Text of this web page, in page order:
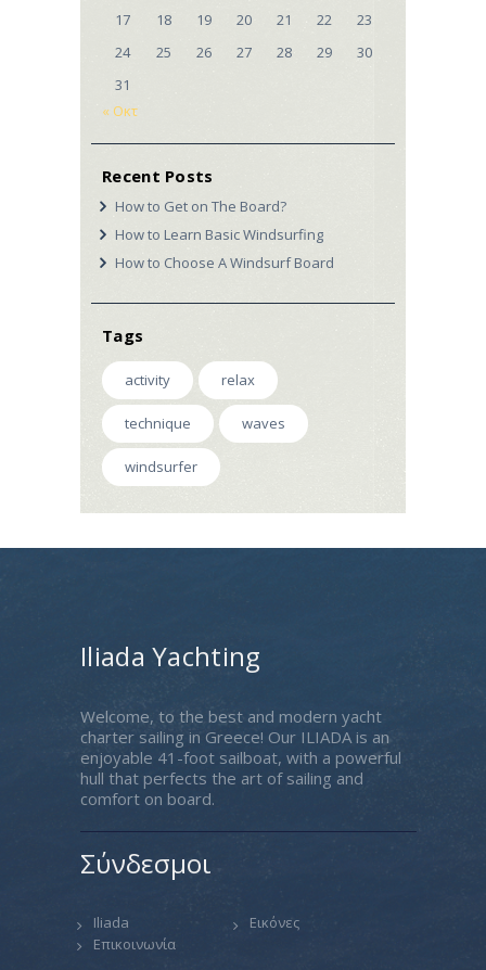
17
18 19 20 21 22
23
24
25 26 27 28 29
30
31
« Οκτ
Recent Posts
How to Get on The Board?
How to Learn Basic Windsurfing
How to Choose A Windsurf Board
Tags
activity relax
technique waves
windsurfer
Iliada Yachting
Welcome, to the best and modern yacht
charter sailing in Greece! Our ILIADA is an
enjoyable 41-foot sailboat, with a powerful
hull that perfects the art of sailing and
comfort on board.
Σύνδεσμοι
Iliada
Εικόνες
Επικοινωνία